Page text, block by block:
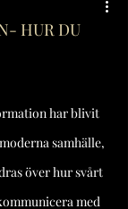
HUR DU
5 stjärnor.
har blivit
samhälle,
över hur svårt
med